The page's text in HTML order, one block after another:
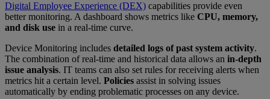
Digital Employee Experience (DEX) capabilities provide even
better monitoring. A dashboard shows metrics like CPU, memory,
and disk use in a real-time curve.
Device Monitoring includes detailed logs of past system activity.
The combination of real-time and historical data allows an in-depth
issue analysis. IT teams can also set rules for receiving alerts when
metrics hit a certain level. Policies assist in solving issues
automatically by ending problematic processes on any device.